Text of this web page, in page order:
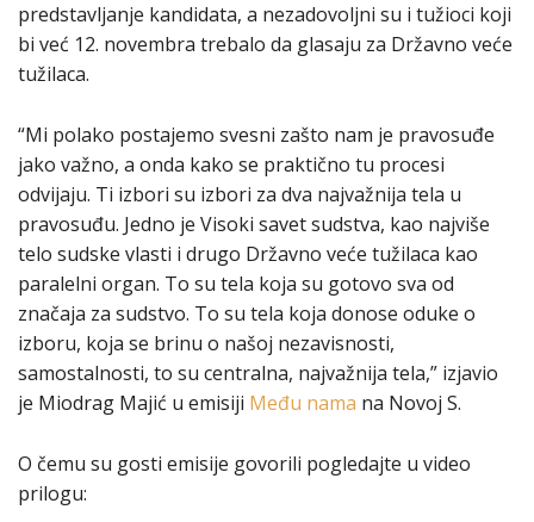
predstavljanje kandidata, a nezadovoljni su i tužioci koji
bi već 12. novembra trebalo da glasaju za Državno veće
tužilaca.
“Mi polako postajemo svesni zašto nam je pravosuđe
jako važno, a onda kako se praktično tu procesi
odvijaju. Ti izbori su izbori za dva najvažnija tela u
pravosuđu. Jedno je Visoki savet sudstva, kao najviše
telo sudske vlasti i drugo Državno veće tužilaca kao
paralelni organ. To su tela koja su gotovo sva od
značaja za sudstvo. To su tela koja donose oduke o
izboru, koja se brinu o našoj nezavisnosti,
samostalnosti, to su centralna, najvažnija tela,” izjavio
je Miodrag Majić u emisiji Među nama na Novoj S.
O čemu su gosti emisije govorili pogledajte u video
prilogu: